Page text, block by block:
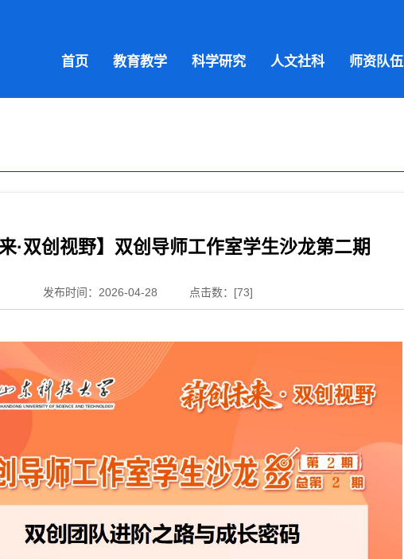
首页 教育教学 科学研究 人文社科 师资队伍
来·双创视野】双创导师工作室学生沙龙第二期
发布时间：2026-04-28 点击数：[73]